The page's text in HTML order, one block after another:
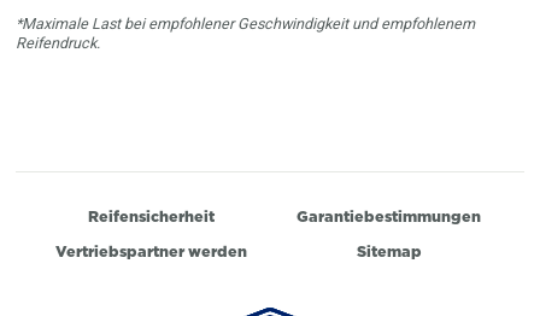
*Maximale Last bei empfohlener Geschwindigkeit und empfohlenem
Reifendruck.
Reifensicherheit
Garantiebestimmungen
Vertriebspartner werden
Sitemap